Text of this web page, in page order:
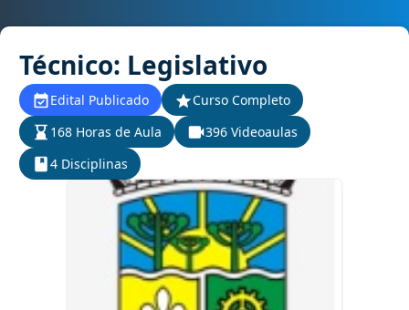
Técnico: Legislativo
Edital Publicado
Curso Completo
168 Horas de Aula
396 Videoaulas
4 Disciplinas